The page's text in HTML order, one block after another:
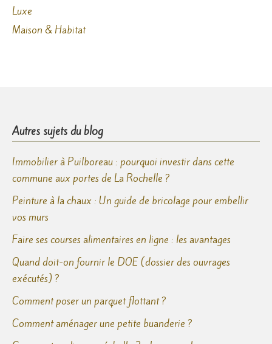
Luxe
Maison & Habitat
Autres sujets du blog
Immobilier à Puilboreau : pourquoi investir dans cette
commune aux portes de La Rochelle ?
Peinture à la chaux : Un guide de bricolage pour embellir
vos murs
Faire ses courses alimentaires en ligne : les avantages
Quand doit-on fournir le DOE (dossier des ouvrages
exécutés) ?
Comment poser un parquet flottant ?
Comment aménager une petite buanderie ?